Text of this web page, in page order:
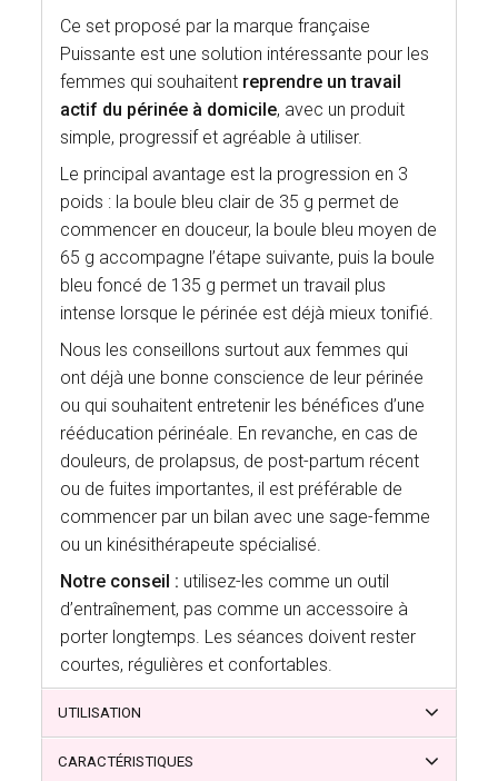
Ce set proposé par la marque française
Puissante est une solution intéressante pour les
femmes qui souhaitent reprendre un travail
actif du périnée à domicile, avec un produit
simple, progressif et agréable à utiliser.
Le principal avantage est la progression en 3
poids : la boule bleu clair de 35 g permet de
commencer en douceur, la boule bleu moyen de
65 g accompagne l’étape suivante, puis la boule
bleu foncé de 135 g permet un travail plus
intense lorsque le périnée est déjà mieux tonifié.
Nous les conseillons surtout aux femmes qui
ont déjà une bonne conscience de leur périnée
ou qui souhaitent entretenir les bénéfices d’une
rééducation périnéale. En revanche, en cas de
douleurs, de prolapsus, de post-partum récent
ou de fuites importantes, il est préférable de
commencer par un bilan avec une sage-femme
ou un kinésithérapeute spécialisé.
Notre conseil : utilisez-les comme un outil
d’entraînement, pas comme un accessoire à
porter longtemps. Les séances doivent rester
courtes, régulières et confortables.
UTILISATION
CARACTÉRISTIQUES